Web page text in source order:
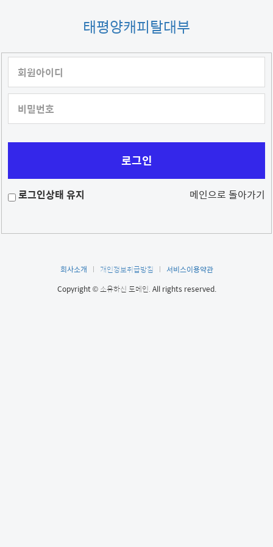
태평양캐피탈대부
회원아이디
비밀번호
로그인상태 유지 메인으로 돌아가기
회사소개 개인정보취급방침
서비스이용약관
Copyright © 소유하신 도메인. All rights reserved.